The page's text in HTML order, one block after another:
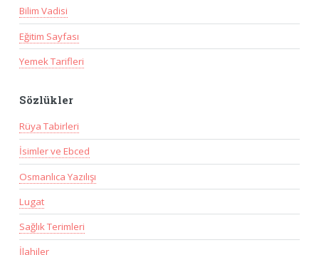
Bilim Vadisi
Eğitim Sayfası
Yemek Tarifleri
Sözlükler
Rüya Tabirleri
İsimler ve Ebced
Osmanlıca Yazılışı
Lugat
Sağlık Terimleri
İlahiler